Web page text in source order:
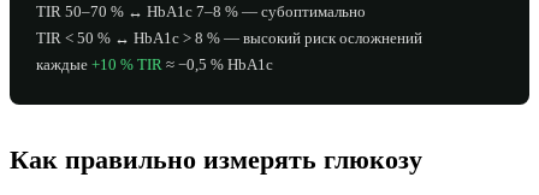
TIR 50–70 % ↔ HbA1c 7–8 % — субоптимально
TIR < 50 % ↔ HbA1c > 8 % — высокий риск осложнений
каждые +10 % TIR ≈ −0,5 % HbA1c
Как правильно измерять глюкозу